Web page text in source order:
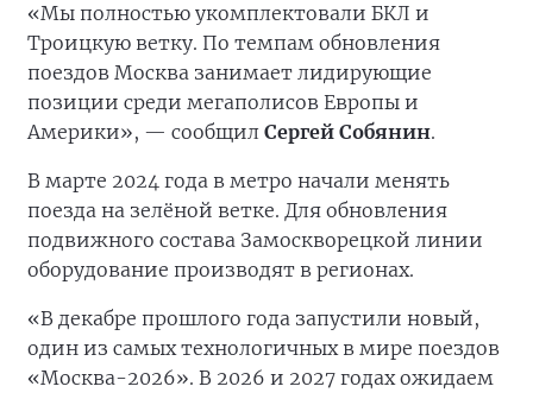
«Мы полностью укомплектовали БКЛ и
Троицкую ветку. По темпам обновления
поездов Москва занимает лидирующие
позиции среди мегаполисов Европы и
Америки», — сообщил Сергей Собянин.
В марте 2024 года в метро начали менять
поезда на зелёной ветке. Для обновления
подвижного состава Замоскворецкой линии
оборудование производят в регионах.
«В декабре прошлого года запустили новый,
один из самых технологичных в мире поездов
«Москва-2026». В 2026 и 2027 годах ожидаем